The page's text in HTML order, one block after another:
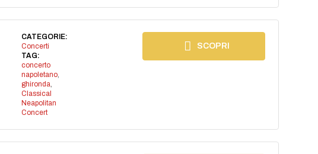
CATEGORIE:
Concerti
TAG:
concerto
napoletano,
ghironda,
Classical
Neapolitan
Concert
SCOPRI